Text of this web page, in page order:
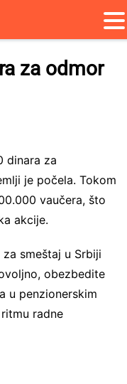
za odmor
dinara za
je počela. Tokom
vaučera, što
akcije.
smeštaj u Srbiji
obezbedite
u penzionerskim
radne